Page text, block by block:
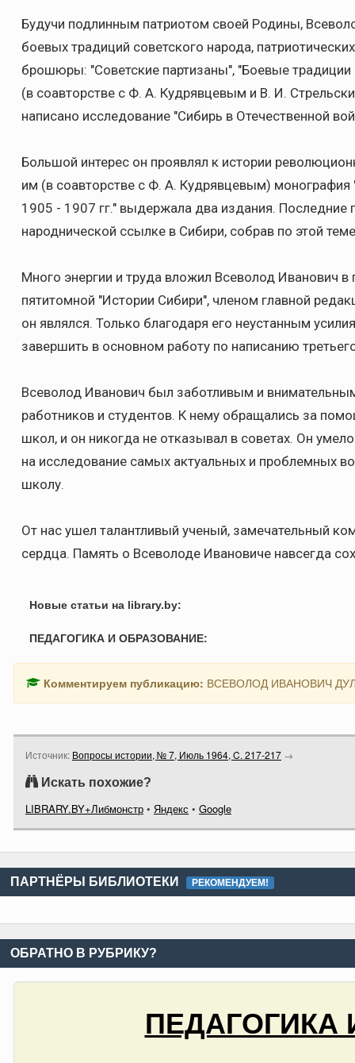
Будучи подлинным патриотом своей Родины,
боевых традиций советского народа,
брошюры: "Советские партизаны", "Боевые традиции
(в соавторстве с Ф. А. Кудрявцевым и В. И.
написано исследование "Сибирь в Отечественной
Большой интерес он проявлял к истории
им (в соавторстве с Ф. А. Кудрявцевым)
1905 - 1907 гг." выдержала два издания.
народнической ссылке в Сибири, собрав по этой
Много энергии и труда вложил Всеволод Иванович
пятитомной "Истории Сибири", членом главной
он являлся. Только благодаря его неустанным
завершить в основном работу по написанию
Всеволод Иванович был заботливым и
работников и студентов. К нему обращались за
школ, и он никогда не отказывал в советах. Он
на исследование самых актуальных и проблемных
школу.
От нас ушел талантливый ученый, замечательный
сердца. Память о Всеволоде Ивановиче навсегда
Новые статьи на library.by:
ПЕДАГОГИКА И ОБРАЗОВАНИЕ:
Комментируем публикацию: ВСЕВОЛОД ИВАНОВИЧ
Источник: Вопросы истории, № 7, Июль 1964, C. 217-217 →
Искать похожие?
LIBRARY.BY+Либмонстр • Яндекс • Google
ПАРТНЁРЫ БИБЛИОТЕКИ РЕКОМЕНДУЕМ!
ОБРАТНО В РУБРИКУ?
ПЕДАГОГИКА